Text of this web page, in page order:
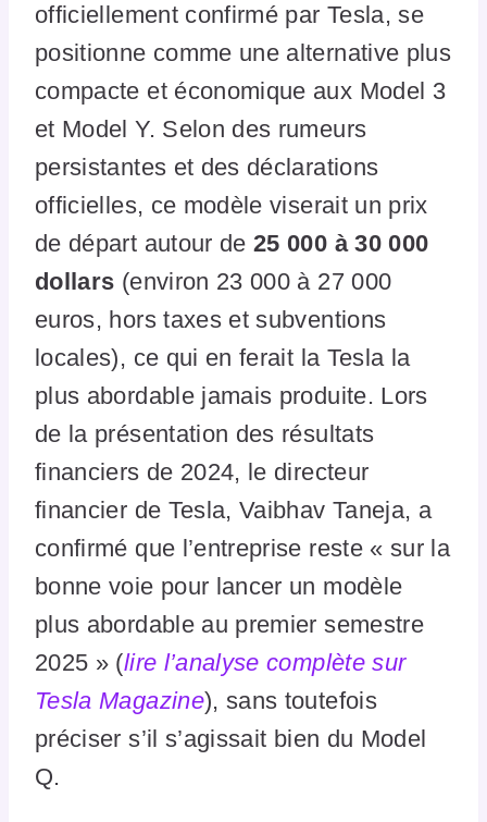
officiellement confirmé par Tesla, se
positionne comme une alternative plus
compacte et économique aux Model 3
et Model Y. Selon des rumeurs
persistantes et des déclarations
officielles, ce modèle viserait un prix
de départ autour de25 000 à 30 000
dollars (environ 23 000 à 27 000
euros, hors taxes et subventions
locales), ce qui en ferait la Tesla la
plus abordable jamais produite. Lors
de la présentation des résultats
financiers de 2024, le directeur
financier de Tesla, Vaibhav Taneja, a
confirmé que l’entreprise reste « sur la
bonne voie pour lancer un modèle
plus abordable au premier semestre
2025 » (lire l’analyse complète sur
Tesla Magazine), sans toutefois
préciser s’il s’agissait bien du Model
Q.